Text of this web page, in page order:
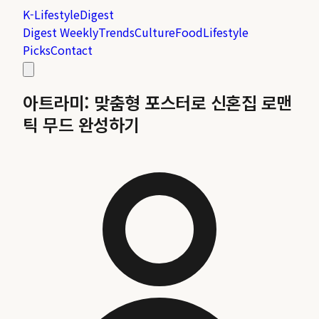
K-LifestyleDigest
Digest WeeklyTrendsCultureFoodLifestyle
PicksContact
아트라미: 맞춤형 포스터로 신혼집 로맨
틱 무드 완성하기